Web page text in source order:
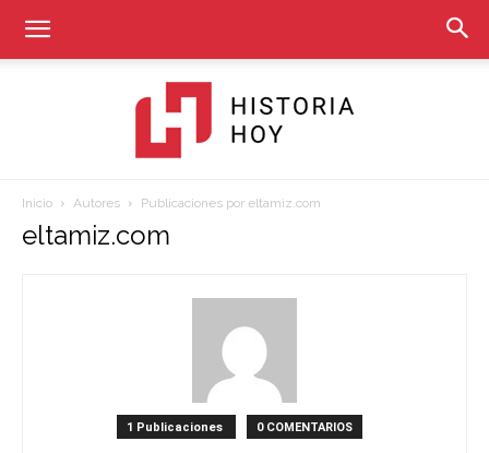
Historia
Inicio Autores Publicaciones por eltamiz.com
eltamiz.com
1 Publicaciones 0 COMENTARIOS